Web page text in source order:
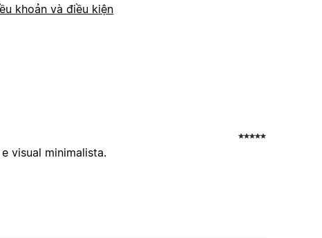
khoản và điều kiện
visual minimalista.